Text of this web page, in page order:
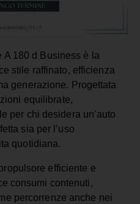
A 180 d Business è la
stile raffinato, efficienza
generazione. Progettata
equilibrate,
per chi desidera un’auto
sia per l’uso
quotidiana.
efficiente e
consumi contenuti,
percorrenze anche nei